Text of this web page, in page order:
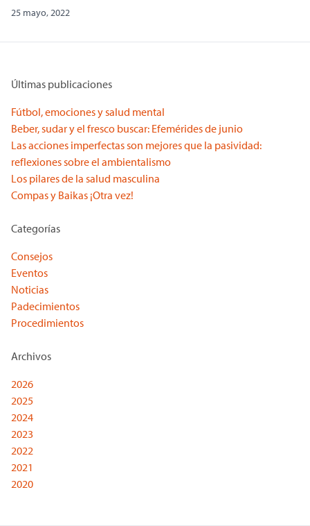
25 mayo, 2022
Últimas publicaciones
Fútbol, emociones y salud mental
Beber, sudar y el fresco buscar: Efemérides de junio
Las acciones imperfectas son mejores que la pasividad:
reflexiones sobre el ambientalismo
Los pilares de la salud masculina
Compas y Baikas ¡Otra vez!
Categorías
Consejos
Eventos
Noticias
Padecimientos
Procedimientos
Archivos
2026
2025
2024
2023
2022
2021
2020